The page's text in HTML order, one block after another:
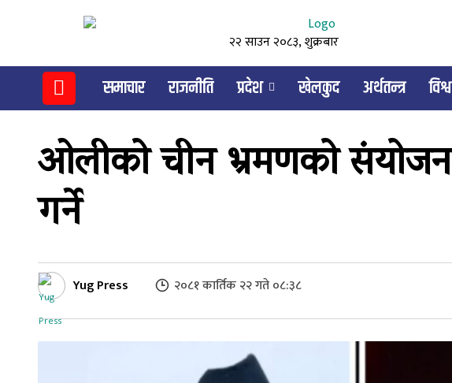
२२ साउन २०८३, शुक्रबार
समाचार राजनीति प्रदेश खेलकुद अर्थतन्त्र विश्व
ओलीको चीन भ्रमणको
गर्ने
Yug Press २०८१ कार्तिक २२ गते ०८:३८